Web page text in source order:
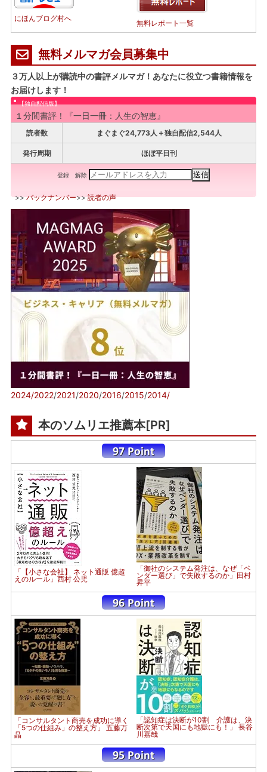
にほんブログ村へ
無料レポート一覧
無料メルマガ会員募集中
３万人以上が購読中の書評メルマガ！あなたに役立つ書籍情報を
お届けします！
【独自配信版】
１分間書評！『一日一冊：人生の智恵』
読者数 まぐまぐ24,773人＋独自配信2,544人
発行周期 ほぼ平日刊
登録 解除
>>バックナンバー>>読者の声
2024/2022/2021/2020/2016/2015/2014/
本のソムリエ推薦本[PR]
「【小さな会社】 ネット通販 億超
えのルール」西村 公児
「御社のシステム発注は、なぜ「ベ
ンダー選び」で失敗するのか」田村
昇平
「コンサルタント商売を成功に導く
「5つの仕組み」の整え方」 五藤万
晶
「認知症は決断が10割 介護は、決
断次第で天国にも地獄にも！」 長谷
川嘉哉